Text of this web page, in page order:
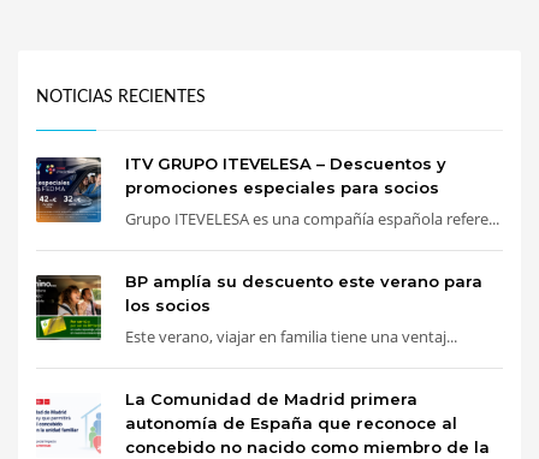
NOTICIAS RECIENTES
ITV GRUPO ITEVELESA – Descuentos y
promociones especiales para socios
Grupo ITEVELESA es una compañía española refere...
BP amplía su descuento este verano para
los socios
Este verano, viajar en familia tiene una ventaj...
La Comunidad de Madrid primera
autonomía de España que reconoce al
concebido no nacido como miembro de la